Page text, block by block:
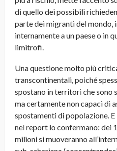
di quello dei possibili
parte dei migranti del mondo,
internamentea un paese o in
limitrofi.
Una questione molto più
transcontinentali, poiché
spostano in territori che sono
ma certamente non capaci di
spostamenti di popolazione.
nel report lo confermano: dei
milioni si muoveranno